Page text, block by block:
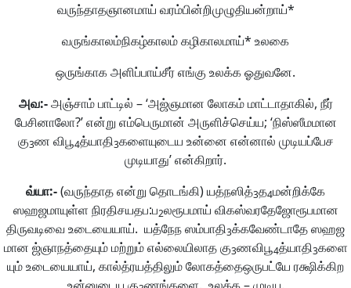
வருந்தாதஞானமாய் வரம்பின்றிமுழுதியன்றாய்*
வருங்காலம்நிகழ்காலம் கழிகாலமாய்* உலகை
ஒருங்காக அளிப்பாய்சீர் எங்கு உலக்க ஓதுவனே.
அவ:-அஞ்சாம் பாட்டில் – ‘அஜ்ஞமான லோகம் மாட்டாதாகில், நீர்
பேசினாலோ?’ என்று எம்பெருமான் அருளிச்செய்ய; ‘நிஸ்ஸீமமான
கு3ண விபூ4த்யாதி3களையுடைய உன்னை என்னால் முடியப்பேச
முடியாது’ என்கிறார்.
வ்யா:-(வருந்தாத என்று தொடங்கி) யத்நஸித்3த4மன்றிக்கே
ஸஹஜமாயுள்ள நிரதிசயதப:ப2லரூபமாய் விகஸ்வரதேஜோரூபமான
திருவடிவை உடையையாய். யத்நேந ஸம்பாதி3க்கவேண்டாதே ஸஹஜ
மான ஜ்ஞாநத்தையும் மற்றும் எல்லையிலாத கு3ணவிபூ4த்யாதி3களை
யும் உடையையாய், கால்த்ரயத்திலும் லோகத்தைஒருபட்யே ரக்ஷிக்கிற